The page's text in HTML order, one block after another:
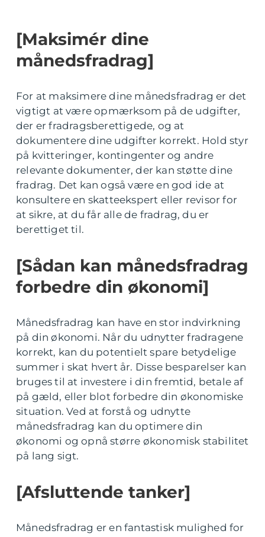
[Maksimér dine
månedsfradrag]
For at maksimere dine månedsfradrag er det
vigtigt at være opmærksom på de udgifter,
der er fradragsberettigede, og at
dokumentere dine udgifter korrekt. Hold styr
på kvitteringer, kontingenter og andre
relevante dokumenter, der kan støtte dine
fradrag. Det kan også være en god ide at
konsultere en skatteekspert eller revisor for
at sikre, at du får alle de fradrag, du er
berettiget til.
[Sådan kan månedsfradrag
forbedre din økonomi]
Månedsfradrag kan have en stor indvirkning
på din økonomi. Når du udnytter fradragene
korrekt, kan du potentielt spare betydelige
summer i skat hvert år. Disse besparelser kan
bruges til at investere i din fremtid, betale af
på gæld, eller blot forbedre din økonomiske
situation. Ved at forstå og udnytte
månedsfradrag kan du optimere din
økonomi og opnå større økonomisk stabilitet
på lang sigt.
[Afsluttende tanker]
Månedsfradrag er en fantastisk mulighed for